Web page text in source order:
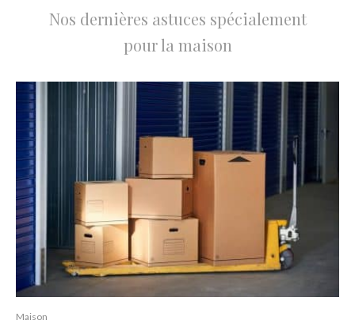
Nos dernières astuces spécialement
pour la maison
Maison